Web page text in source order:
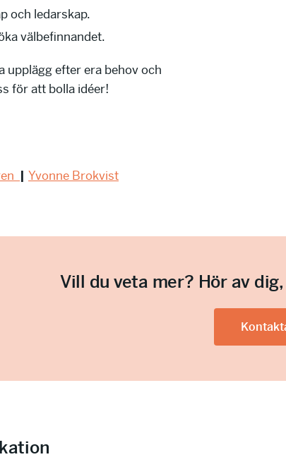
och ledarskap.
välbefinnandet.
upplägg efter era behov och
för att bolla idéer!
| Yvonne Brokvist
Vill du veta mer? Hör av